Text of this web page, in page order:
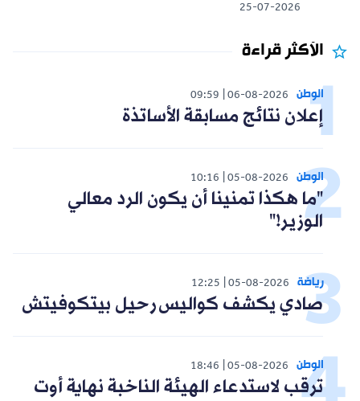
25-07-2026
الأكثر قراءة
الوطن 06-08-2026
09:59
إعلان نتائج مسابقة الأساتذة
الوطن 05-08-2026
10:16
"ما هكذا تمنينا أن يكون الرد معالي
الوزير!"
رياضة 05-08-2026
12:25
صادي يكشف كواليس رحيل بيتكوفيتش
الوطن 05-08-2026
18:46
ترقب لاستدعاء الهيئة الناخبة نهاية أوت